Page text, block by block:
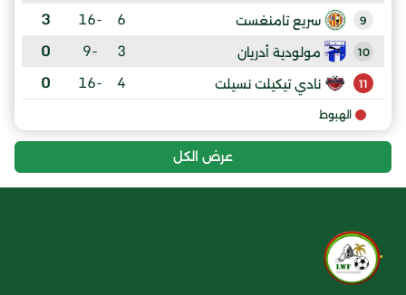
9 سريع تامنغست 6
-16
3
10 مولودية أدريان 3
-9
0
11 نادي تيكيلت نسيلت 4
-16
0
الهبوط
عرض الكل